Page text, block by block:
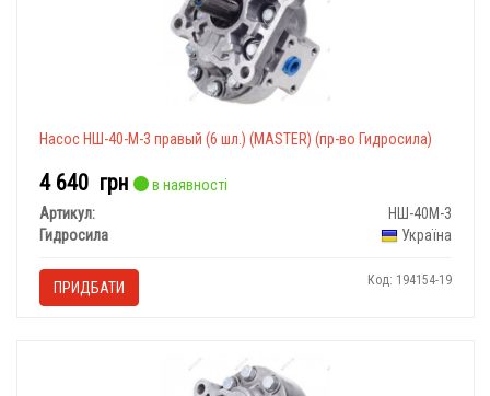
Насос НШ-40-М-3 правый (6 шл.) (MASTER) (пр-во Гидросила)
4 640 грн
в наявності
Артикул:
НШ-40М-3
Гидросила
Україна
ПРИДБАТИ Код: 194154-19